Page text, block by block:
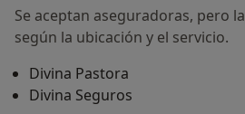
Se aceptan aseguradoras, pero
según la ubicación y el servicio.
Divina Pastora
Divina Seguros